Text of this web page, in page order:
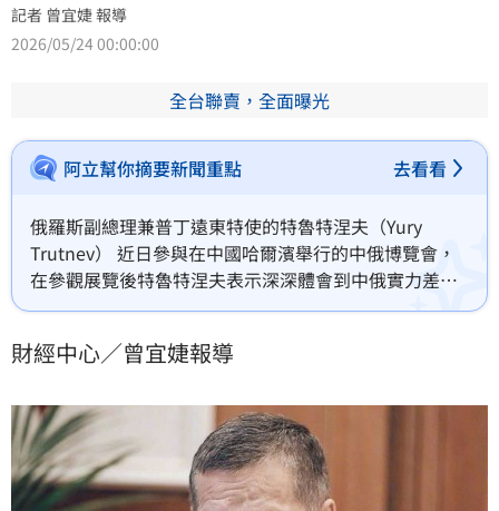
記者 曾宜婕 報導
2026/05/24 00:00:00
全台聯賣，全面曝光
阿立幫你摘要新聞重點 去看看
俄羅斯副總理兼普丁遠東特使的特魯特涅夫（Yury
Trutnev） 近日參與在中國哈爾濱舉行的中俄博覽會，
在參觀展覽後特魯特涅夫表示深深體會到中俄實力差
距，強調中俄雙方在科技方面必須持續交流，因為科技
朋友（中國）有無人機和機器人，我們卻只有蜂蜜和螃
財經中心／曾宜婕報導